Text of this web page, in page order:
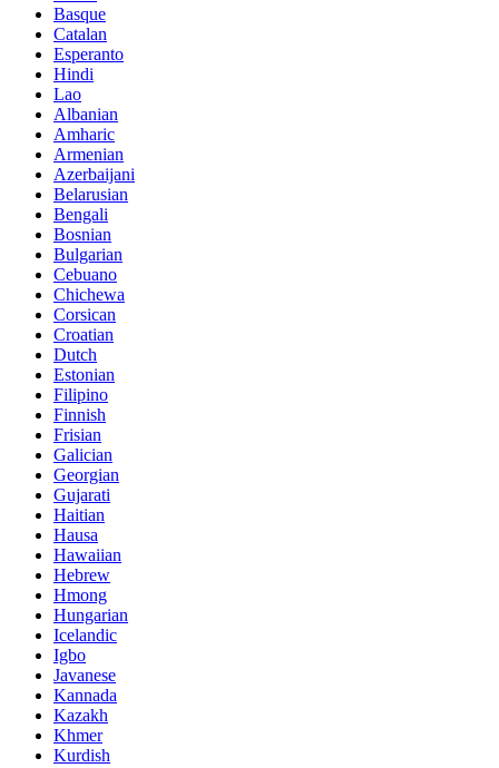
Basque
Catalan
Esperanto
Hindi
Lao
Albanian
Amharic
Armenian
Azerbaijani
Belarusian
Bengali
Bosnian
Bulgarian
Cebuano
Chichewa
Corsican
Croatian
Dutch
Estonian
Filipino
Finnish
Frisian
Galician
Georgian
Gujarati
Haitian
Hausa
Hawaiian
Hebrew
Hmong
Hungarian
Icelandic
Igbo
Javanese
Kannada
Kazakh
Khmer
Kurdish